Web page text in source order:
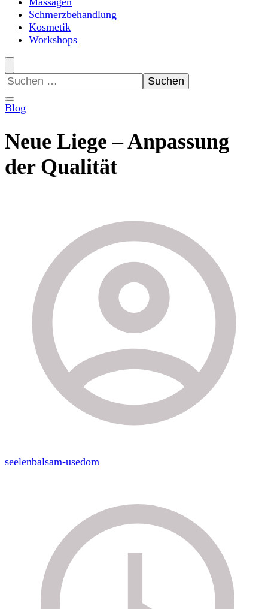
Schmerzbehandlung
Kosmetik
Workshops
Suchen
nach:
Blog
Neue Liege – Anpassung
der Qualität
seelenbalsam-usedom